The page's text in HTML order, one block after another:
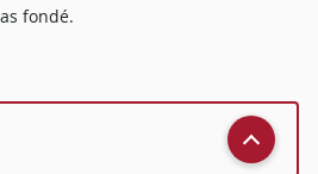
fondé.